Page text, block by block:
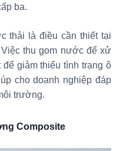
ba.
thải là điều cần thiết tại
thu gom nước để xử
giảm thiểu tình trạng ô
cho doanh nghiệp đáp
trường.
Composite